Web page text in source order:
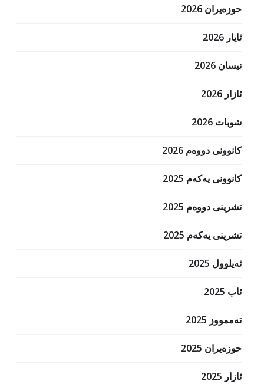
حوزه‌یران 2026
ئایار 2026
نیسان 2026
ئازار 2026
شوبات 2026
کانوونی دووەم 2026
کانوونی یەکەم 2025
تشرینی دووەم 2025
تشرینی یەکەم 2025
ئەیلوول 2025
ئاب 2025
تەممووز 2025
حوزه‌یران 2025
ئازار 2025